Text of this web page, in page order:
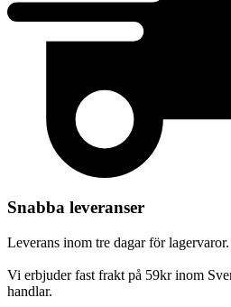
Snabba leveranser
Leverans inom tre dagar för lagervaror.
Vi erbjuder fast frakt på 59kr inom
handlar.